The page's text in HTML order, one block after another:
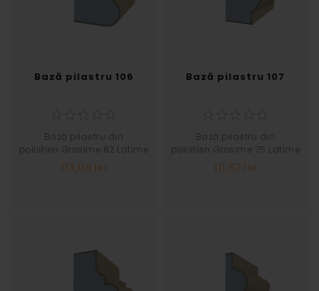
Bază pilastru 106
Bază pilastru din
polistien.Grosime 82 Latime
133
113,09 lei
Bază pilastru 107
Bază pilastru din
polistien.Grosime 75 Latime
140
111,67 lei